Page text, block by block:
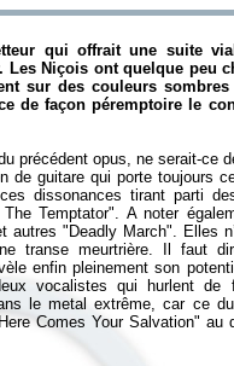
qui offrait une suite
Les Niçois ont quelque peu
sur des couleurs
de façon péremptoire le
précédent opus, ne serait-ce
de guitare qui porte toujours
dissonances tirant parti
Temptator". A noter
"Deadly March". Elles
transe meurtrière. Il faut
enfin pleinement son
vocalistes qui hurlent de
le metal extrême, car ce
Comes Your Salvation" au